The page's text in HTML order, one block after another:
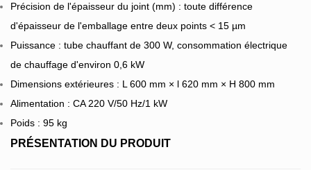
Précision de l'épaisseur du joint (mm) : toute différence
d'épaisseur de l'emballage entre deux points < 15 µm
Puissance : tube chauffant de 300 W, consommation électrique
de chauffage d'environ 0,6 kW
Dimensions extérieures : L 600 mm × l 620 mm × H 800 mm
Alimentation : CA 220 V/50 Hz/1 kW
Poids : 95 kg
PRÉSENTATION DU PRODUIT